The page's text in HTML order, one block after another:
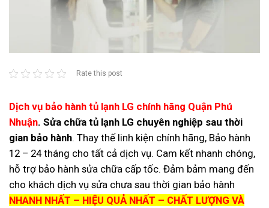
Rate this post
Dịch vụ bảo hành tủ lạnh LG chính hãng Quận Phú
Nhuận. Sửa chữa tủ lạnh LG chuyên nghiệp sau thời
gian bảo hành. Thay thế linh kiện chính hãng, Bảo hành
12 – 24 tháng cho tất cả dịch vụ. Cam kết nhanh chóng,
hỗ trợ bảo hành sửa chữa cấp tốc. Đảm bảm mang đến
cho khách dịch vụ sửa chưa sau thời gian bảo hành
NHANH NHẤT – HIỆU QUẢ NHẤT – CHẤT LƯỢNG VÀ